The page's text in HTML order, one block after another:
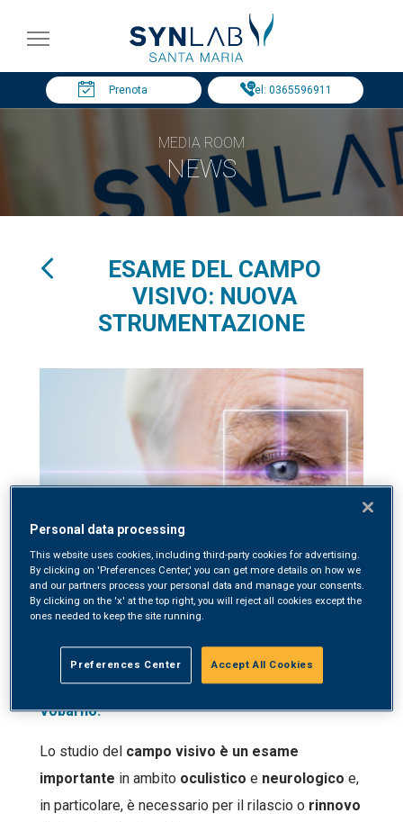
Prenota Tel: 0365596911
MEDIA ROOM
NEWS
ESAME DEL CAMPO
VISIVO: NUOVA
STRUMENTAZIONE
24 Ottobre, 2022
Polidiagnostico SYNLAB Santa Maria di
Vobarno.
Lo studio del campo visivo è un esame
importante in ambito oculistico e neurologico e,
in particolare, è necessario per il rilascio o rinnovo
Personal data processing
This website uses cookies, including third-party cookies for advertising.
By clicking on 'Preferences Center,' you can get more details on how we
and our partners process your personal data and manage your consents.
By clicking on the 'x' at the top right, you will reject all cookies except the
ones needed to keep the site running.
Preferences Center Accept All Cookies